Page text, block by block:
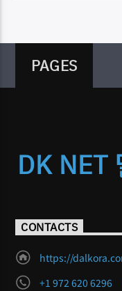
PAGES
DK NET
CONTACTS
https://
+1 972 620 6296